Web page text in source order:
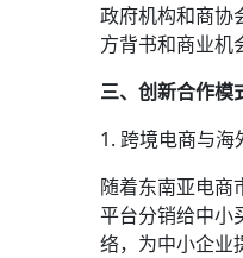
政府机构和商协
方背书和商业机
三、创新合作模
1. 跨境电商与海
随着东南亚电商
平台分销给中小
络，为中小企业